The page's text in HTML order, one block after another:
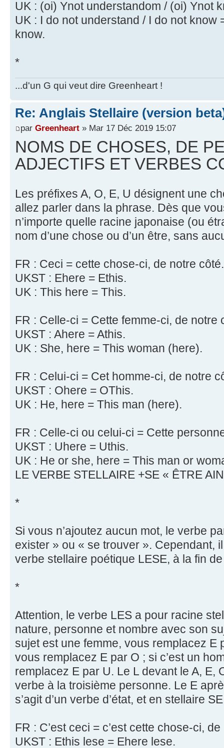
UK : (oi) Ynot understandom / (oi) Ynot
UK : I do not understand / I do not know
know.
*
...d'un G qui veut dire Greenheart !
Re: Anglais Stellaire (version
par Greenheart » Mar 17 Déc 2019 15:07
NOMS DE CHOSES, DE
ADJECTIFS ET VERBES
Les préfixes A, O, E, U désignent une
allez parler dans la phrase. Dès que
n’importe quelle racine japonaise (ou
nom d’une chose ou d’un être, sans
FR : Ceci = cette chose-ci, de notre côté.
UKST : Ehere = Ethis.
UK : This here = This.
FR : Celle-ci = Cette femme-ci, de notre
UKST : Ahere = Athis.
UK : She, here = This woman (here).
FR : Celui-ci = Cet homme-ci, de notre
UKST : Ohere = OThis.
UK : He, here = This man (here).
FR : Celle-ci ou celui-ci = Cette
UKST : Uhere = Uthis.
UK : He or she, here = This man or
LE VERBE STELLAIRE +SE « ÊTRE
*
Si vous n’ajoutez aucun mot, le verbe
exister » ou « se trouver ». Cependant,
verbe stellaire poétique LESE, à la fin
*
Attention, le verbe LES a pour racine
nature, personne et nombre avec son
sujet est une femme, vous remplacez E
vous remplacez E par O ; si c’est un
remplacez E par U. Le L devant le A, E,
verbe à la troisième personne. Le E
s’agit d’un verbe d’état, et en stellaire
FR : C’est ceci = c’est cette chose-ci,
UKST : Ethis lese = Ehere lese.